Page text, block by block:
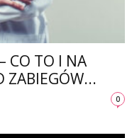
CO TO I NA
ZABIEGÓW...
0